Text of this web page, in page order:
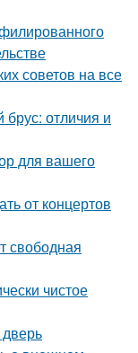
советов на все
отличия и
для вашего
от концертов
свободная
чистое